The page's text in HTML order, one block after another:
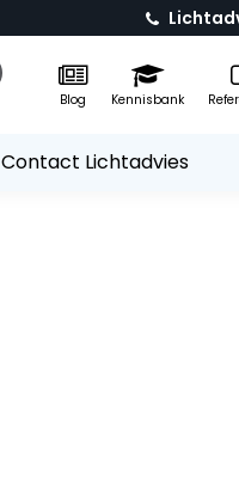
Blog Kennisbank
Contact Lichtadvies